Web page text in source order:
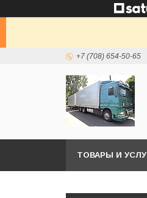
+7 (708) 654-50-65
ТОВАРЫ И